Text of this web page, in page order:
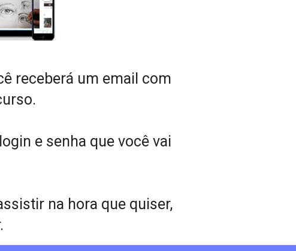
receberá um email com
e senha que você vai
na hora que quiser,